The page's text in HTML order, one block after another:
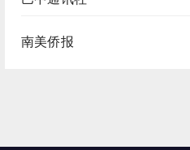
南美侨报